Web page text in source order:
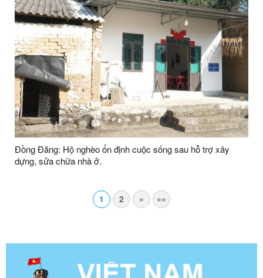
Đồng Đăng: Hộ nghèo ổn định cuộc sống sau hỗ trợ xây
dựng, sửa chữa nhà ở.
1 2 » »»